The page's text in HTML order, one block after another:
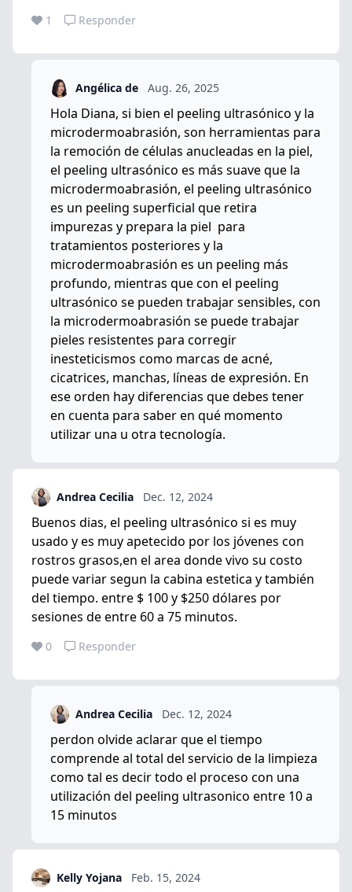
1 Responder
Angélica de Aug. 26, 2025
Hola Diana, si bien el peeling ultrasónico y la
microdermoabrasión, son herramientas para
la remoción de células anucleadas en la piel,
el peeling ultrasónico es más suave que la
microdermoabrasión, el peeling ultrasónico
es un peeling superficial que retira
impurezas y prepara la piel para
tratamientos posteriores y la
microdermoabrasión es un peeling más
profundo, mientras que con el peeling
ultrasónico se pueden trabajar sensibles, con
la microdermoabrasión se puede trabajar
pieles resistentes para corregir
inesteticismos como marcas de acné,
cicatrices, manchas, líneas de expresión. En
ese orden hay diferencias que debes tener
en cuenta para saber en qué momento
utilizar una u otra tecnología.
Andrea Cecilia Dec. 12, 2024
Buenos dias, el peeling ultrasónico si es muy
usado y es muy apetecido por los jóvenes con
rostros grasos,en el area donde vivo su costo
puede variar segun la cabina estetica y también
del tiempo. entre $ 100 y $250 dólares por
sesiones de entre 60 a 75 minutos.
0 Responder
Andrea Cecilia Dec. 12, 2024
perdon olvide aclarar que el tiempo
comprende al total del servicio de la limpieza
como tal es decir todo el proceso con una
utilización del peeling ultrasonico entre 10 a
15 minutos
Kelly Yojana Feb. 15, 2024